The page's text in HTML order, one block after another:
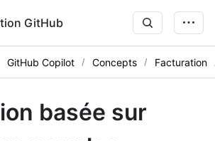
GitHub
GitHub Copilot Concepts Facturation
basée sur